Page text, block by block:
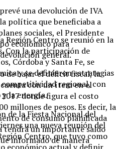
una devolución de IVA
política que beneficiaba a
sociales, el Presidente
económico para
general.
de bajar el déficit fiscal, la
con un ítem en el
donde figura el costo
millones de pesos. Es decir, la
de consumo planificada
tendrá un importante saldo
informado de manera
Región Centro se reunió en la
Con la participación de
Córdoba y Santa Fe, se
y se definieron estrategias
regional, con
la energía.
de la Fiesta Nacional del
una nueva reunión del
Centro, que tuvo como